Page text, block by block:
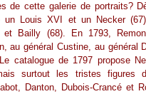
de cette galerie de portraits?
un Louis XVI et un Necker
et Bailly (68). En 1793,
au général Custine, au général
catalogue de 1797 propose
surtout les tristes figures
Danton, Dubois-Crancé et